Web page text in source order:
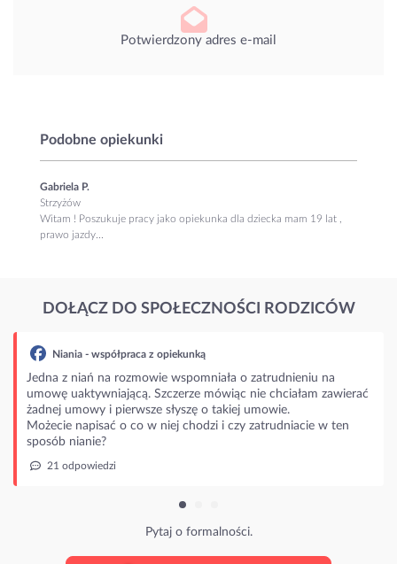
Potwierdzony adres e-mail
Podobne opiekunki
Gabriela P.
Strzyżów
Witam ! Poszukuje pracy jako opiekunka dla dziecka mam 19 lat ,
prawo jazdy...
DOŁĄCZ DO SPOŁECZNOŚCI RODZICÓW
Niania - współpraca z opiekunką
Jedna z niań na rozmowie wspomniała o zatrudnieniu na
umowę uaktywniającą. Szczerze mówiąc nie chciałam zawierać
żadnej umowy i pierwsze słyszę o takiej umowie.
Możecie napisać o co w niej chodzi i czy zatrudniacie w ten
sposób nianie?
21 odpowiedzi
Pytaj o formalności.